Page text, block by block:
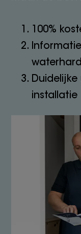
100%
installatie